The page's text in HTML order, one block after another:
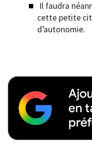
Il faudra
cette petite
d’autonomie.